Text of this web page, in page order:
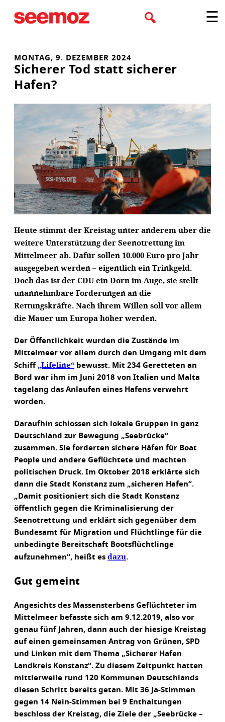
Inhalt
☰
MONTAG, 9. DEZEMBER 2024
Sicherer Tod statt sicherer
Hafen?
Heute stimmt der Kreistag unter anderem über die
weitere Unterstützung der Seenotrettung im
Mittelmeer ab. Dafür sollen 10.000 Euro pro Jahr
ausgegeben werden – eigentlich ein Trinkgeld.
Doch das ist der CDU ein Dorn im Auge, sie stellt
unannehmbare Forderungen an die
Rettungskräfte. Nach ihrem Willen soll vor allem
die Mauer um Europa höher werden.
Der Öffentlichkeit wurden die Zustände im
Mittelmeer vor allem durch den Umgang mit dem
Schiff „Lifeline“ bewusst. Mit 234 Geretteten an
Bord war ihm im Juni 2018 von Italien und Malta
tagelang das Anlaufen eines Hafens verwehrt
worden.
Daraufhin schlossen sich lokale Gruppen in ganz
Deutschland zur Bewegung „Seebrücke“
zusammen. Sie forderten sichere Häfen für Boat
People und andere Geflüchtete und machten
politischen Druck. Im Oktober 2018 erklärte sich
dann die Stadt Konstanz zum „sicheren Hafen“.
„Damit positioniert sich die Stadt Konstanz
öffentlich gegen die Kriminalisierung der
Seenotrettung und erklärt sich gegenüber dem
Bundesamt für Migration und Flüchtlinge für die
unbedingte Bereitschaft Bootsflüchtlinge
aufzunehmen“, heißt es dazu.
Gut gemeint
Angesichts des Massensterbens Geflüchteter im
Mittelmeer befasste sich am 9.12.2019, also vor
genau fünf Jahren, dann auch der hiesige Kreistag
auf einen gemeinsamen Antrag von Grünen, SPD
und Linken mit dem Thema „Sicherer Hafen
Landkreis Konstanz“. Zu diesem Zeitpunkt hatten
mittlerweile rund 120 Kommunen Deutschlands
diesen Schritt bereits getan. Mit 36 Ja-Stimmen
gegen 14 Nein-Stimmen bei 9 Enthaltungen
beschloss der Kreistag, die Ziele der „Seebrücke –